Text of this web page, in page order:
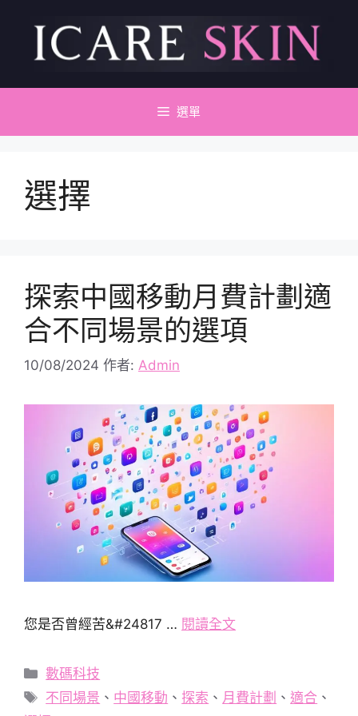
內
選單
選擇
探索中國移動月費計劃適
合不同場景的選項
10/08/2024 作者: Admin
您是否曾經苦&#24817 … 閱讀全文
分
類
數碼科技
標
不同場景 、 中國移動 、 探索 、 月費計劃 、適合 、